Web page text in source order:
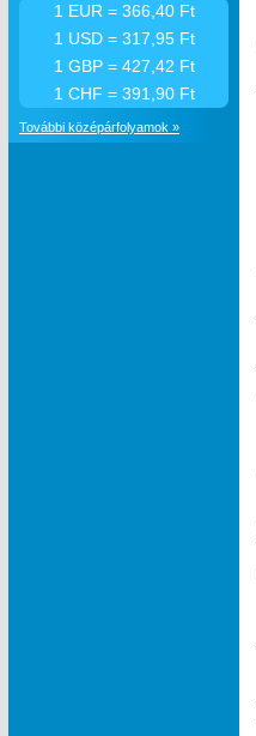
1 EUR = 366,40 Ft
1 USD = 317,95 Ft
1 GBP = 427,42 Ft
1 CHF = 391,90 Ft
További középárfolyamok »